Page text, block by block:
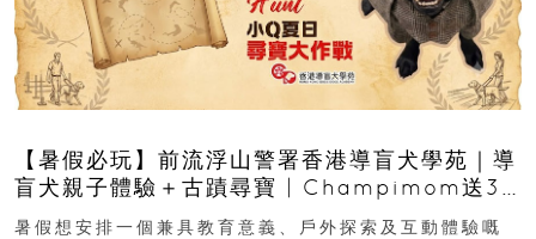
【暑假必玩】前流浮山警署香港導盲犬學苑｜導
盲犬親子體驗＋古蹟尋寶 | Champimom送3
組免費名額
暑假想安排一個兼具教育意義、戶外探索及互動體驗嘅